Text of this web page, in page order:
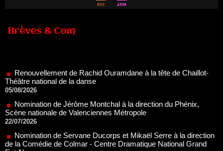
Brèves & Com
05/08/2026
Nomination de Jérôme Montchal à la direction du Phénix,
Scène nationale de Valenciennes Métropole
22/07/2026
Nomination de Servane Ducorps et Mikaël Serre à la direction
de la Comédie de Colmar - Centre Dramatique National Grand
Est Alsace
07/07/2026